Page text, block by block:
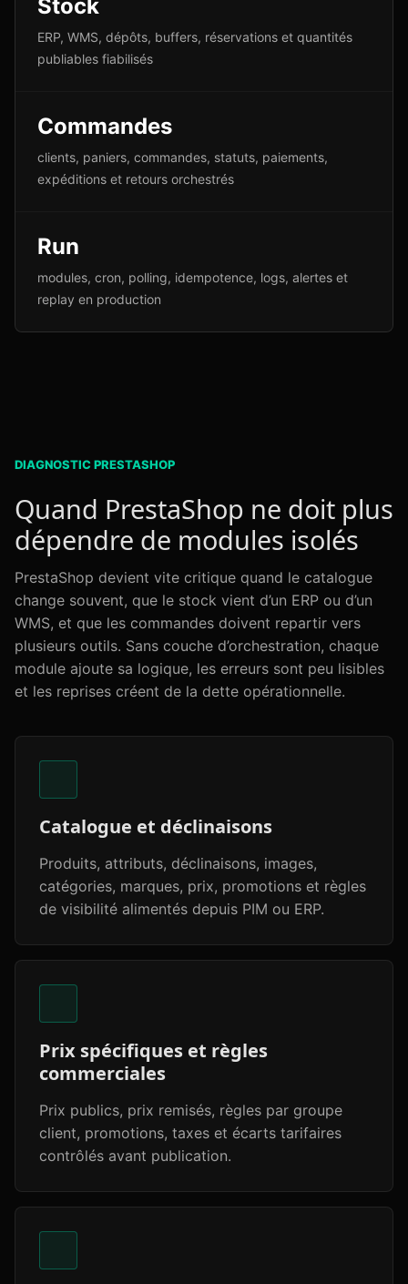
Stock
ERP, WMS, dépôts, buffers, réservations et quantités
publiables fiabilisés
Commandes
clients, paniers, commandes, statuts, paiements,
expéditions et retours orchestrés
Run
modules, cron, polling, idempotence, logs, alertes et
replay en production
DIAGNOSTIC PRESTASHOP
Quand PrestaShop ne doit plus
dépendre de modules isolés
PrestaShop devient vite critique quand le catalogue
change souvent, que le stock vient d’un ERP ou d’un
WMS, et que les commandes doivent repartir vers
plusieurs outils. Sans couche d’orchestration, chaque
module ajoute sa logique, les erreurs sont peu lisibles
et les reprises créent de la dette opérationnelle.
Catalogue et déclinaisons
Produits, attributs, déclinaisons, images,
catégories, marques, prix, promotions et règles
de visibilité alimentés depuis PIM ou ERP.
Prix spécifiques et règles
commerciales
Prix publics, prix remisés, règles par groupe
client, promotions, taxes et écarts tarifaires
contrôlés avant publication.